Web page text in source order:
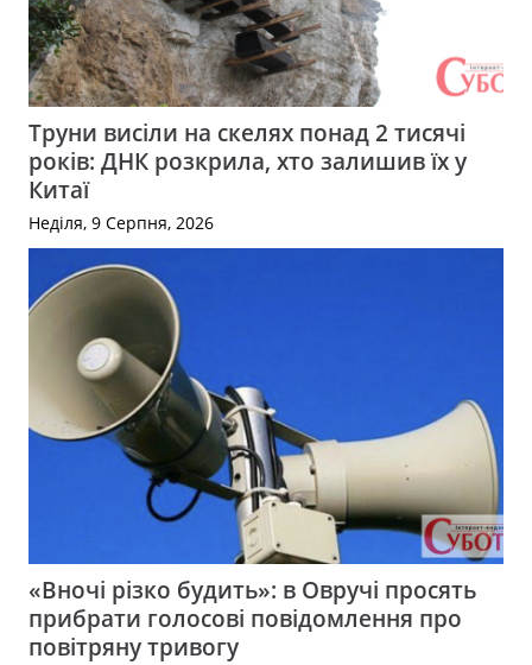
Труни висіли на скелях понад 2 тисячі
років: ДНК розкрила, хто залишив їх у
Китаї
Неділя, 9 Серпня, 2026
«Вночі різко будить»: в Овручі просять
прибрати голосові повідомлення про
повітряну тривогу